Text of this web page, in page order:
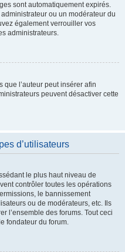
sont automatiquement expirés.
ou un modérateur du
également verrouiller vos
administrateurs.
que l’auteur peut insérer afin
peuvent désactiver cette
d’utilisateurs
le plus haut niveau de
contrôler toutes les opérations
le bannissement
ou de modérateurs, etc. Ils
l’ensemble des forums. Tout ceci
fondateur du forum.